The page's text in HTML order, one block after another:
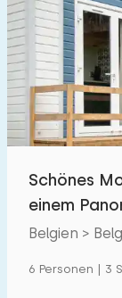
Schönes
einem
der
Belgien >
6 Personen | 3